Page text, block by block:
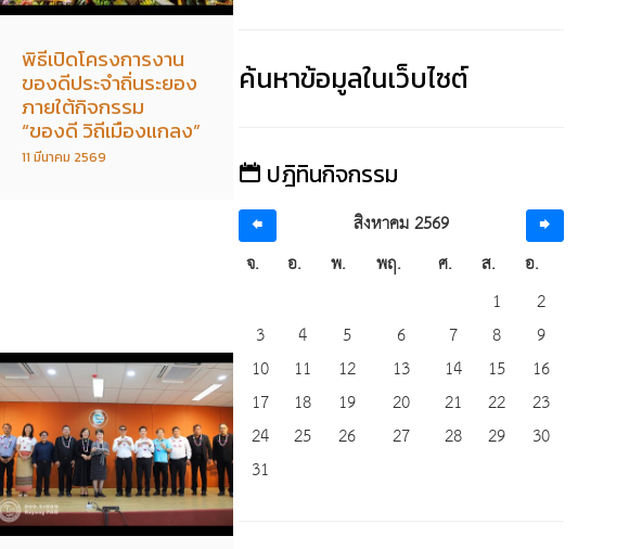
พิธีเปิดโครงการงาน
ของดีประจำถิ่นระยอง
ภายใต้กิจกรรม
“ของดี วิถีเมืองแกลง”
11 มีนาคม 2569
ค้นหาข้อมูลในเว็บไซต์
ปฎิทินกิจกรรม
สิงหาคม 2569
จ.
อ. พ. พฤ. ศ. ส.
อ.
1
2
3
4 5 6 7 8
9
10
11 12 13 14 15
16
17
18 19 20 21 22
23
24
25 26 27 28 29
30
31